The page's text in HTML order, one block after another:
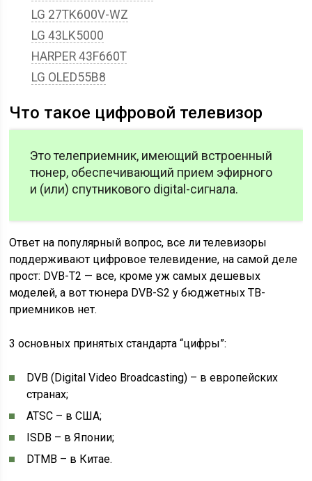
LG 27TK600V-WZ
LG 43LK5000
HARPER 43F660T
LG OLED55B8
Что такое цифровой телевизор
Это телеприемник, имеющий встроенный
тюнер, обеспечивающий прием эфирного
и (или) спутникового digital-сигнала.
Ответ на популярный вопрос, все ли телевизоры
поддерживают цифровое телевидение, на самой деле
прост: DVB-T2 — все, кроме уж самых дешевых
моделей, а вот тюнера DVB-S2 у бюджетных ТВ-
приемников нет.
3 основных принятых стандарта “цифры”:
DVB (Digital Video Broadcasting) – в европейских
странах;
ATSC – в США;
ISDB – в Японии;
DTMB – в Китае.